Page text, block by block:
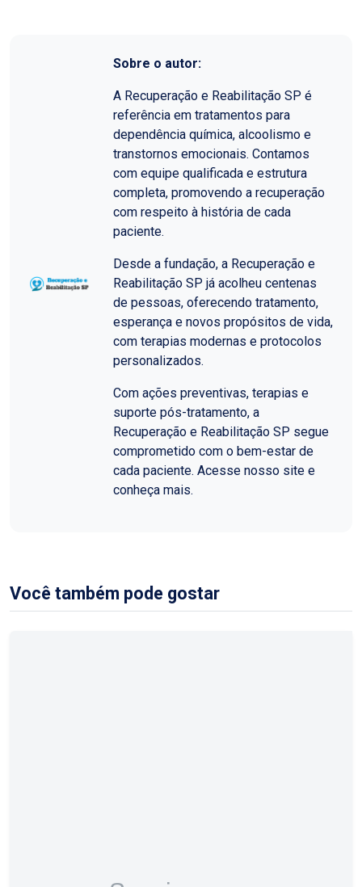
Sobre o autor:
A Recuperação e Reabilitação SP é
referência em tratamentos para
dependência química, alcoolismo e
transtornos emocionais. Contamos
com equipe qualificada e estrutura
completa, promovendo a recuperação
com respeito à história de cada
paciente.
Desde a fundação, a Recuperação e
Reabilitação SP já acolheu centenas
de pessoas, oferecendo tratamento,
esperança e novos propósitos de vida,
com terapias modernas e protocolos
personalizados.
Com ações preventivas, terapias e
suporte pós-tratamento, a
Recuperação e Reabilitação SP segue
comprometido com o bem-estar de
cada paciente. Acesse nosso site e
conheça mais.
Você também pode gostar